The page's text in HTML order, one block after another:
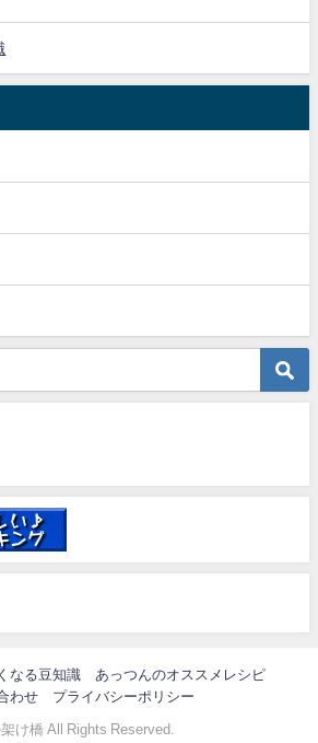
なる豆知識
あっつんのオススメレシピ
わせ
プライバシーポリシー
け橋 All Rights Reserved.